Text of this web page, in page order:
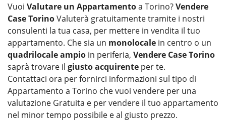
Vuoi Valutare un Appartamentoa Torino?Vendere
Case TorinoValuterà gratuitamente tramite i nostri
consulenti la tua casa, per mettere in vendita il tuo
appartamento. Che sia un monolocale in centro o un
quadrilocale ampio in periferia, Vendere Case Torino
saprà trovare il giusto acquirente per te.
Contattaci ora per fornirci informazioni sul tipo di
Appartamento a Torino che vuoi vendere per una
valutazione Gratuita e per vendere il tuo appartamento
nel minor tempo possibile e al giusto prezzo.